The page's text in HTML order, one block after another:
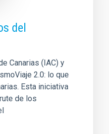
del
Canarias (IAC) y
2.0: lo que
Esta iniciativa
de los